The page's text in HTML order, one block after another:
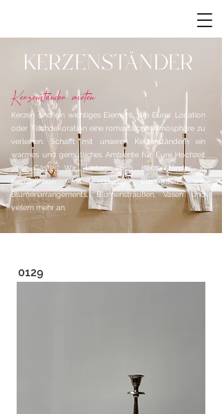
KERZENSTÄNDER
Kerzenständer mieten
Kerzen sind ein wichtiges Element, um Eurer Location
oder Tischdekoration eine romantische Atmosphäre zu
verleihen. Schafft mit unseren Kerzenständern ein
warmes und gemütliches Ambiente für Eure Hochzeit
und Gäste. Wir bieten auch Kerzenständer in
Kombination mit anderen Elementen wie
Blumenarrangements, Blumensträußen, Vasen und
vielem mehr an.
0129